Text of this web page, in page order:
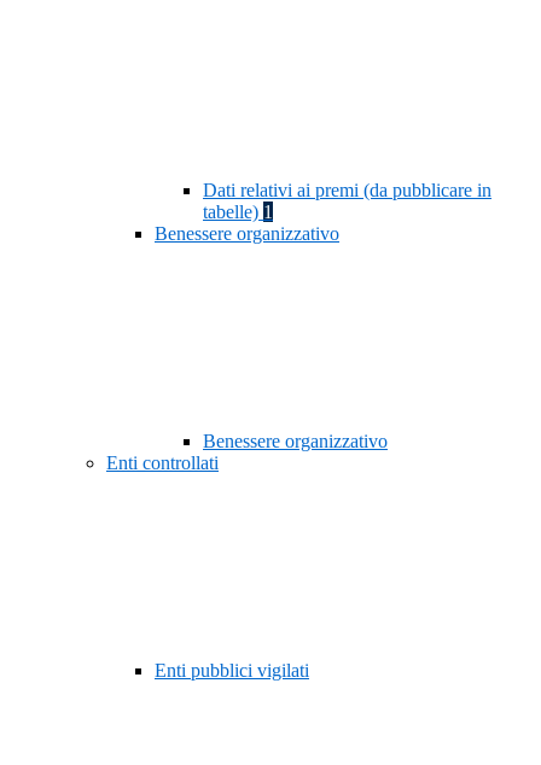
Dati relativi ai premi (da pubblicare in
tabelle) 1
Benessere organizzativo
Benessere organizzativo
Enti controllati
Enti pubblici vigilati